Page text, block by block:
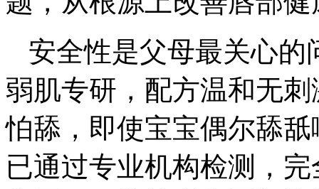
安全性是父母最关心的
弱肌专研，配方温和无
怕舔，即使宝宝偶尔舔
已通过专业机构检测，